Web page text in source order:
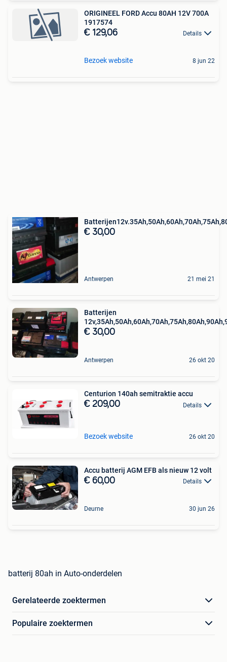
ORIGINEEL FORD Accu 80AH 12V 700A
1917574
€ 129,06 Details
Bezoek website 8 jun 22
€ 30,00
Antwerpen 21 mei 21
Batterijen
€ 30,00
Antwerpen 26 okt 20
Centurion 140ah semitraktie accu
€ 209,00 Details
Bezoek website 26 okt 20
Accu batterij AGM EFB als nieuw 12 volt
€ 60,00 Details
Deurne 30 jun 26
batterij 80ah in Auto-onderdelen
Gerelateerde zoektermen
Populaire zoektermen